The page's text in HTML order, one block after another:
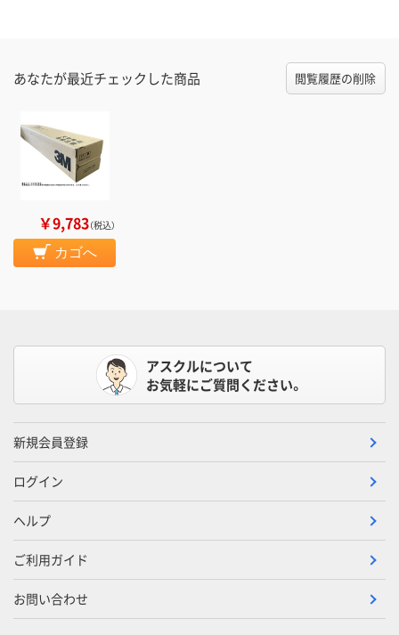
あなたが最近チェックした商品 閲覧履歴の削除
￥9,783（税込）
カゴへ
アスクルについて
お気軽にご質問ください。
新規会員登録
ログイン
ヘルプ
ご利用ガイド
お問い合わせ